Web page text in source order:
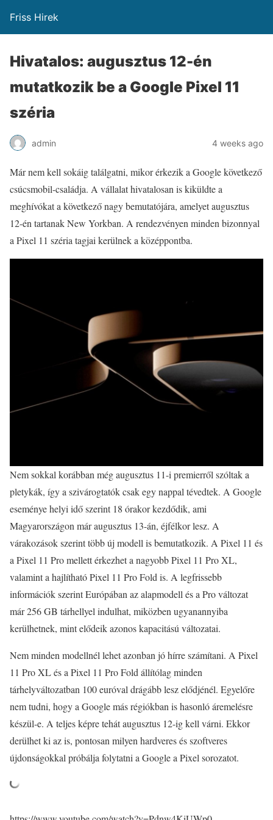
Friss Hirek
Hivatalos: augusztus 12-én
mutatkozik be a Google Pixel 11
széria
admin 4 weeks ago
Már nem kell sokáig találgatni, mikor érkezik a Google következő
csúcsmobil-családja. A vállalat hivatalosan is kiküldte a
meghívókat a következő nagy bemutatójára, amelyet augusztus
12-én tartanak New Yorkban. A rendezvényen minden bizonnyal
a Pixel 11 széria tagjai kerülnek a középpontba.
Nem sokkal korábban még augusztus 11-i premierről szóltak a
pletykák, így a szivárogtatók csak egy nappal tévedtek. A Google
eseménye helyi idő szerint 18 órakor kezdődik, ami
Magyarországon már augusztus 13-án, éjfélkor lesz. A
várakozások szerint több új modell is bemutatkozik. A Pixel 11 és
a Pixel 11 Pro mellett érkezhet a nagyobb Pixel 11 Pro XL,
valamint a hajlítható Pixel 11 Pro Fold is. A legfrissebb
információk szerint Európában az alapmodell és a Pro változat
már 256 GB tárhellyel indulhat, miközben ugyanannyiba
kerülhetnek, mint elődeik azonos kapacitású változatai.
Nem minden modellnél lehet azonban jó hírre számítani. A Pixel
11 Pro XL és a Pixel 11 Pro Fold állítólag minden
tárhelyváltozatban 100 euróval drágább lesz elődjénél. Egyelőre
nem tudni, hogy a Google más régiókban is hasonló áremelésre
készül-e. A teljes képre tehát augusztus 12-ig kell várni. Ekkor
derülhet ki az is, pontosan milyen hardveres és szoftveres
újdonságokkal próbálja folytatni a Google a Pixel sorozatot.